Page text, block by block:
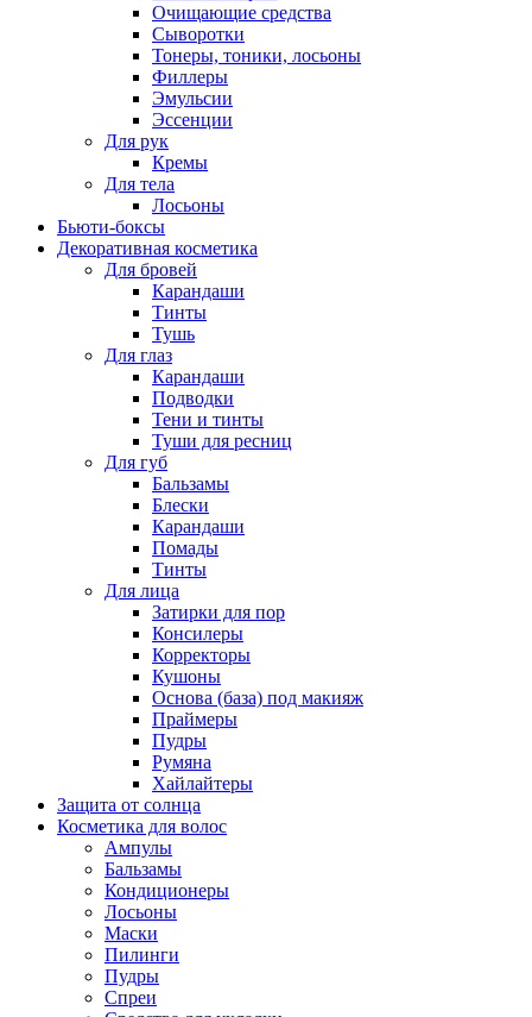
Очищающие средства
Сыворотки
Тонеры, тоники, лосьоны
Филлеры
Эмульсии
Эссенции
Для рук
Кремы
Для тела
Лосьоны
Бьюти-боксы
Декоративная косметика
Для бровей
Карандаши
Тинты
Тушь
Для глаз
Карандаши
Подводки
Тени и тинты
Туши для ресниц
Для губ
Бальзамы
Блески
Карандаши
Помады
Тинты
Для лица
Затирки для пор
Консилеры
Корректоры
Кушоны
Основа (база) под макияж
Праймеры
Пудры
Румяна
Хайлайтеры
Защита от солнца
Косметика для волос
Ампулы
Бальзамы
Кондиционеры
Лосьоны
Маски
Пилинги
Пудры
Спреи